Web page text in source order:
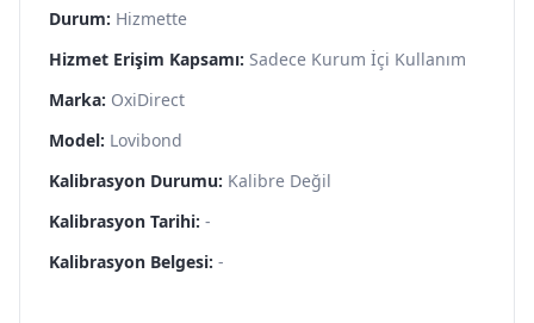
Durum: Hizmette
Hizmet Erişim Kapsamı: Sadece Kurum İçi Kullanım
Marka: OxiDirect
Model: Lovibond
Kalibrasyon Durumu: Kalibre Değil
Kalibrasyon Tarihi: -
Kalibrasyon Belgesi: -